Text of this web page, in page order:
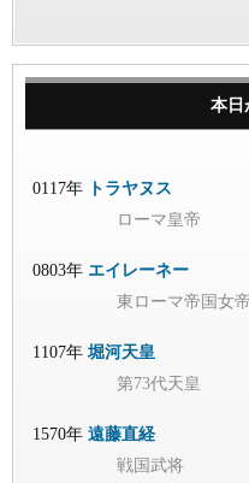
本日
0117年
トラヤヌス
ローマ皇帝
0803年 エイレーネー
東ローマ帝国女帝
1107年 堀河天皇
第73代天皇
1570年 遠藤直経
戦国武将